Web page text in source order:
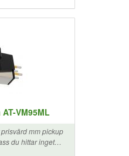
VM95ML
mm pickup
du hittar inget